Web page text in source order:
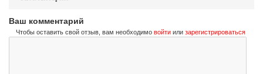
Ваш комментарий
Чтобы оставить свой отзыв, вам необходимо войти или зарегистрироваться